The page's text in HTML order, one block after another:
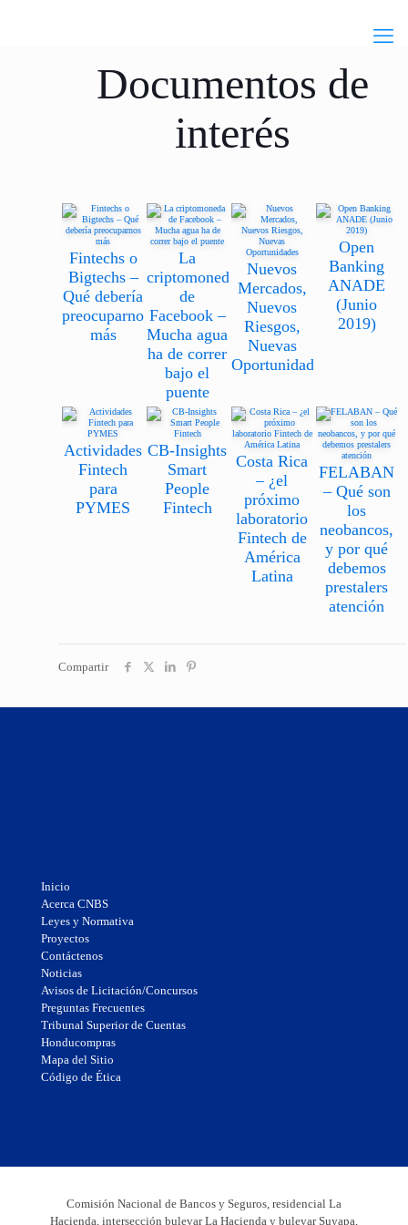
Documentos de
interés
Fintechs o
Bigtechs –
Qué debería
preocuparnos
más
La
criptomoneda
de
Facebook –
Mucha agua
ha de correr
bajo el
puente
Nuevos
Mercados,
Nuevos
Riesgos,
Nuevas
Oportunidades
Open
Banking
ANADE
(Junio
2019)
Actividades
Fintech
para
PYMES
CB-Insights
Smart
People
Fintech
Costa Rica
– ¿el
próximo
laboratorio
Fintech de
América
Latina
FELABAN
– Qué son
los
neobancos,
y por qué
debemos
prestalers
atención
Compartir
Inicio
Acerca CNBS
Leyes y Normativa
Proyectos
Contáctenos
Noticias
Avisos de Licitación/Concursos
Preguntas Frecuentes
Tribunal Superior de Cuentas
Honducompras
Mapa del Sitio
Código de Ética
Comisión Nacional de Bancos y Seguros, residencial La
Hacienda, intersección bulevar La Hacienda y bulevar Suyapa,